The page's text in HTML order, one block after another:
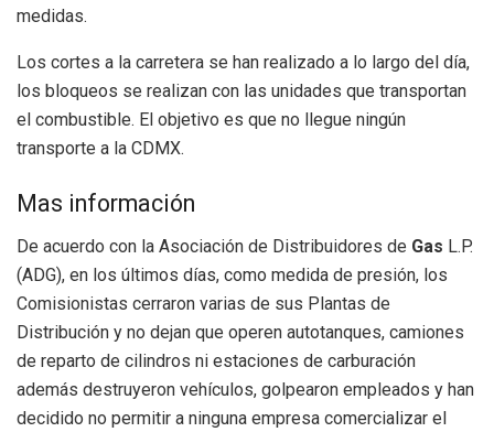
medidas.
Los cortes a la carretera se han realizado a lo largo del día,
los bloqueos se realizan con las unidades que transportan
el combustible. El objetivo es que no llegue ningún
transporte a la CDMX.
Mas información
De acuerdo con la Asociación de Distribuidores de Gas L.P.
(ADG), en los últimos días, como medida de presión, los
Comisionistas cerraron varias de sus Plantas de
Distribución y no dejan que operen autotanques, camiones
de reparto de cilindros ni estaciones de carburación
además destruyeron vehículos, golpearon empleados y han
decidido no permitir a ninguna empresa comercializar el